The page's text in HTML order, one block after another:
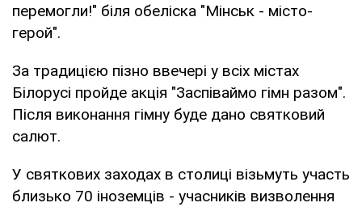
перемогли!" біля обеліска "Мінськ - місто-
герой".
За традицією пізно ввечері у всіх містах
Білорусі пройде акція "Заспіваймо гімн разом".
Після виконання гімну буде дано святковий
салют.
У святкових заходах в столиці візьмуть участь
близько 70 іноземців - учасників визволення